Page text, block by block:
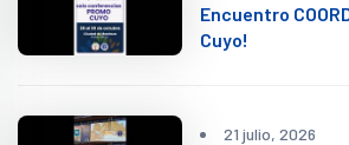
Encuentro
Cuyo!
21 julio, 2026